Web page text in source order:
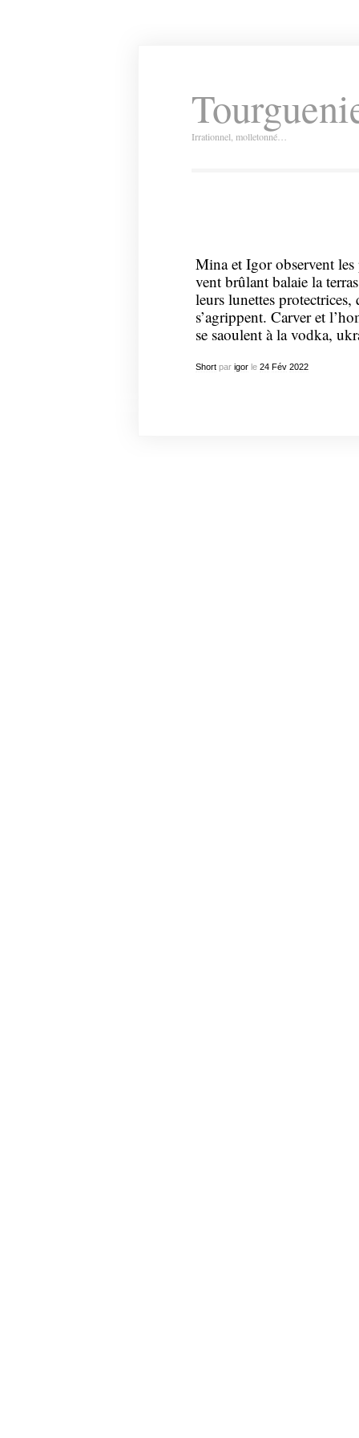
Irrationnel, molletonné…
Mina et Igor observent les
vent brûlant balaie la
leurs lunettes
s’agrippent. Carver et
se saoulent à la vodka,
Shortpar igorle 24 Fév 2022